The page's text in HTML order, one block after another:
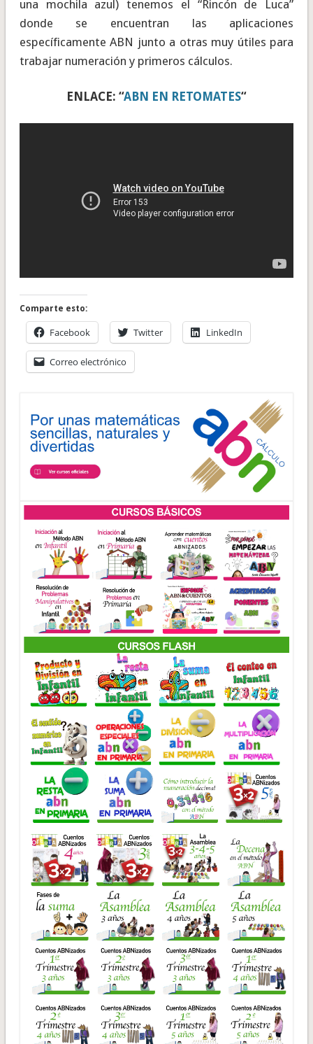
una mochila azul) tenemos el “Rincón de Luca”
donde se encuentran las aplicaciones
específicamente ABN junto a otras muy útiles para
trabajar numeración y primeros cálculos.
ENLACE: “ABN EN RETOMATES“
Comparte esto:
Facebook Twitter LinkedIn
Correo electrónico